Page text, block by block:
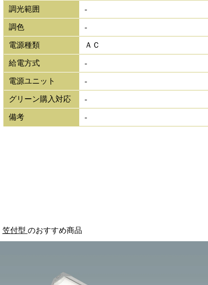
調光範囲 -
調色 -
電源種類 ＡＣ
給電方式 -
電源ユニット -
グリーン購入対応 -
備考 -
笠付型 のおすすめ商品